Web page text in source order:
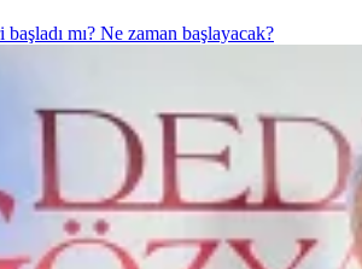
mı? Ne zaman başlayacak?